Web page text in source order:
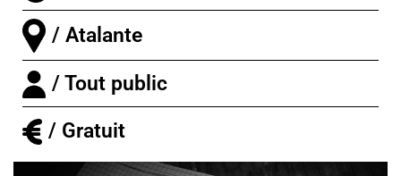
/ Atalante
/ Tout public
/ Gratuit